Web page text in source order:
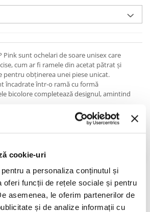
cookie-uri
a personaliza conținutul și
oferi funcții de rețele sociale și pentru
asemenea, le oferim partenerilor de
și de analize informații cu
Pink sunt ochelari de soare unisex care
cum ar fi ramele din acetat pătrat și
pentru obținerea unei piese unicat.
încadrate într-o ramă cu formă
bicolore completează designul, amintind
doar o mască așa cum au gândit-o
ci o adevărată operă de artă
Kuboraum Q50 PL RP Pink
din materiale de cea mai înaltă calitate.